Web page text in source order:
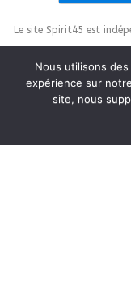
Le site Spirit45 est
This
Nous utilisons
expérience sur
site, nous